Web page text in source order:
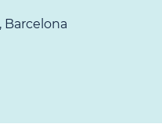
Barcelona